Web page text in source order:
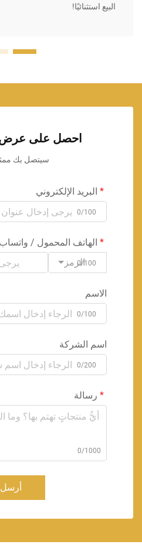
البيع استثنائيًا!
احصل على
سيتصل بك
البريد الإلكتروني
0/100
الهاتف المحمول / واتساب
الرمز0/100
الاسم
0/100
اسم الشركة
0/200
رسالة
0/1000
أرسل